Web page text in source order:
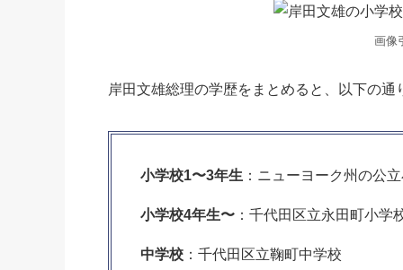
画像
岸田文雄総理の学歴をまとめると、以下の通
小学校1〜3年生 ：ニューヨーク州の公
小学校4年生〜 ：千代田区立永田町小学
中学校 ：千代田区立鞠町中学校